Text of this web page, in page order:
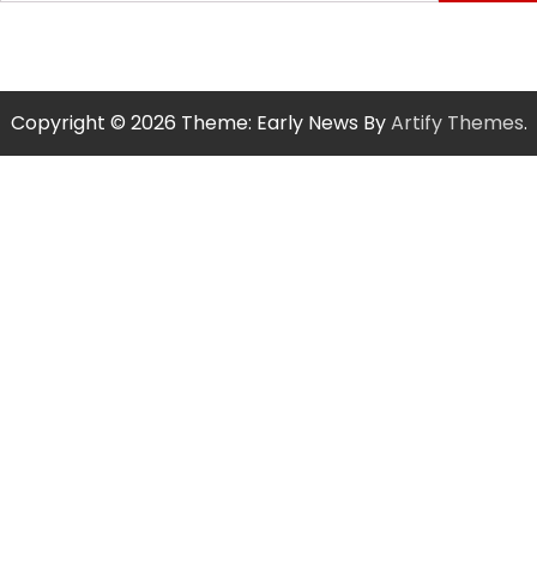
Copyright © 2026 Theme: Early News ByArtify Themes.